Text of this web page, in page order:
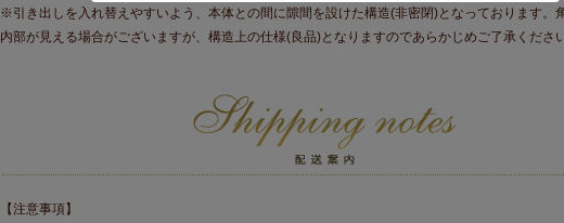
※引き出しを入れ替えやすいよう、本体との間に隙間を設けた構造(非密閉)となっております。
内部が見える場合がございますが、構造上の仕様(良品)となりますのであらかじめご了承ください
【注意事項】